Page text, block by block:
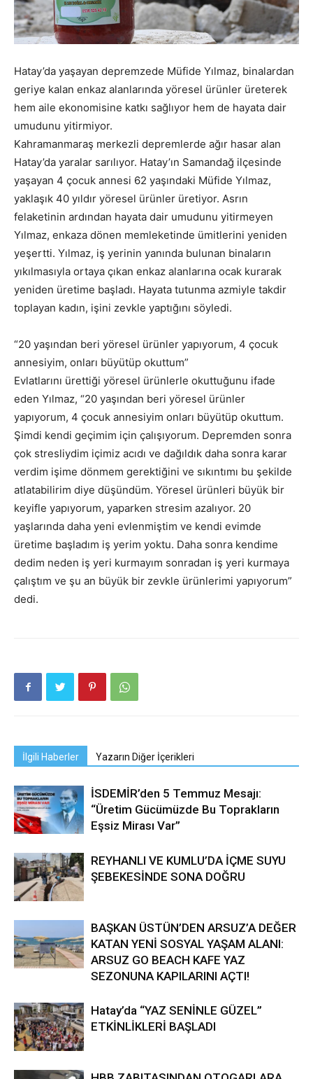
Hatay’da yaşayan depremzede Müfide Yılmaz, binalardan
geriye kalan enkaz alanlarında yöresel ürünler üreterek
hem aile ekonomisine katkı sağlıyor hem de hayata dair
umudunu yitirmiyor.
Kahramanmaraş merkezli depremlerde ağır hasar alan
Hatay’da yaralar sarılıyor. Hatay’ın Samandağ ilçesinde
yaşayan 4 çocuk annesi 62 yaşındaki Müfide Yılmaz,
yaklaşık 40 yıldır yöresel ürünler üretiyor. Asrın
felaketinin ardından hayata dair umudunu yitirmeyen
Yılmaz, enkaza dönen memleketinde ümitlerini yeniden
yeşertti. Yılmaz, iş yerinin yanında bulunan binaların
yıkılmasıyla ortaya çıkan enkaz alanlarına ocak kurarak
yeniden üretime başladı. Hayata tutunma azmiyle takdir
toplayan kadın, işini zevkle yaptığını söyledi.
“20 yaşından beri yöresel ürünler yapıyorum, 4 çocuk
annesiyim, onları büyütüp okuttum”
Evlatlarını ürettiği yöresel ürünlerle okuttuğunu ifade
eden Yılmaz, “20 yaşından beri yöresel ürünler
yapıyorum, 4 çocuk annesiyim onları büyütüp okuttum.
Şimdi kendi geçimim için çalışıyorum. Depremden sonra
çok stresliydim içimiz acıdı ve dağıldık daha sonra karar
verdim işime dönmem gerektiğini ve sıkıntımı bu şekilde
atlatabilirim diye düşündüm. Yöresel ürünleri büyük bir
keyifle yapıyorum, yaparken stresim azalıyor. 20
yaşlarında daha yeni evlenmiştim ve kendi evimde
üretime başladım iş yerim yoktu. Daha sonra kendime
dedim neden iş yeri kurmayım sonradan iş yeri kurmaya
çalıştım ve şu an büyük bir zevkle ürünlerimi yapıyorum”
dedi.
İlgili Haberler Yazarın Diğer İçerikleri
İSDEMİR’den 5 Temmuz Mesajı:
“Üretim Gücümüzde Bu Toprakların
Eşsiz Mirası Var”
REYHANLI VE KUMLU’DA İÇME SUYU
ŞEBEKESİNDE SONA DOĞRU
BAŞKAN ÜSTÜN’DEN ARSUZ’A DEĞER
KATAN YENİ SOSYAL YAŞAM ALANI:
ARSUZ GO BEACH KAFE YAZ
SEZONUNA KAPILARINI AÇTI!
Hatay’da “YAZ SENİNLE GÜZEL”
ETKİNLİKLERİ BAŞLADI